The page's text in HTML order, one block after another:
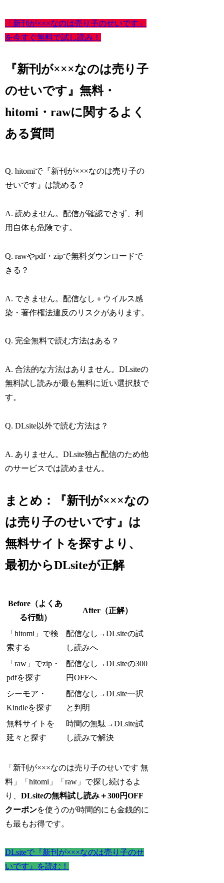
「新刊が×××なのは売り子のせいです」
を今すぐ無料で試し読み！
『新刊が×××なのは売り子
のせいです』無料・
hitomi・rawに関するよく
ある質問
Q. hitomiで『新刊が×××なのは売り子の
せいです』は読める？
A. 読めません。配信が確認できず、利
用自体も危険です。
Q. rawやpdf・zipで無料ダウンロードで
きる？
A. できません。配信なし＋ウイルス感
染・著作権法違反のリスクがあります。
Q. 完全無料で読む方法はある？
A. 合法的な方法はありません。DLsiteの
無料試し読みが最も無料に近い選択肢で
す。
Q. DLsite以外で読む方法は？
A. ありません。DLsite独占配信のため他
のサービスでは読めません。
まとめ：『新刊が×××なの
は売り子のせいです』は
無料サイトを探すより、
最初からDLsiteが正解
Before（よくあ
る行動）
After（正解）
「hitomi」で検
索する
配信なし→DLsiteの試
し読みへ
「raw」でzip・
pdfを探す
配信なし→DLsiteの300
円OFFへ
シーモア・
Kindleを探す
配信なし→DLsite一択
と判明
無料サイトを
延々と探す
時間の無駄→DLsite試
し読みで解決
「新刊が×××なのは売り子のせいです 無
料」「hitomi」「raw」で探し続けるよ
り、DLsiteの無料試し読み＋300円OFF
クーポンを使うのが時間的にも金銭的に
も最もお得です。
DLsiteで『新刊が×××なのは売り子のせ
いです』を読む！